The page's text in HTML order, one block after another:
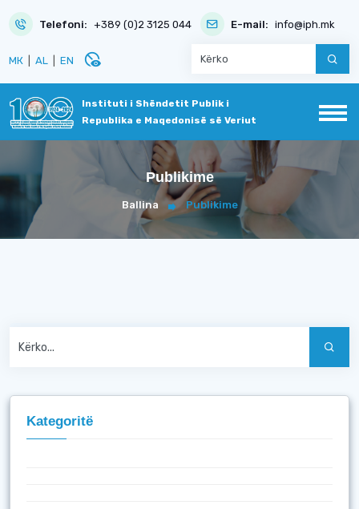
Telefoni: +389 (0)2 3125 044 E-mail: info@iph.mk
МК AL EN disabled_visible
Instituti i Shëndetit Publik i
Republika e Maqedonisë së Veriut
Publikime
Ballina Publikime
Kategoritë